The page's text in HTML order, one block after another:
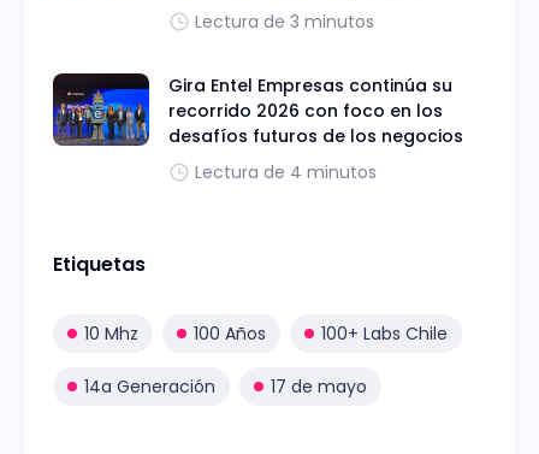
Lectura de 3 minutos
Gira Entel Empresas continúa su
recorrido 2026 con foco en los
desafíos futuros de los negocios
Lectura de 4 minutos
Etiquetas
10 Mhz 100 Años 100+ Labs Chile
14a Generación 17 de mayo